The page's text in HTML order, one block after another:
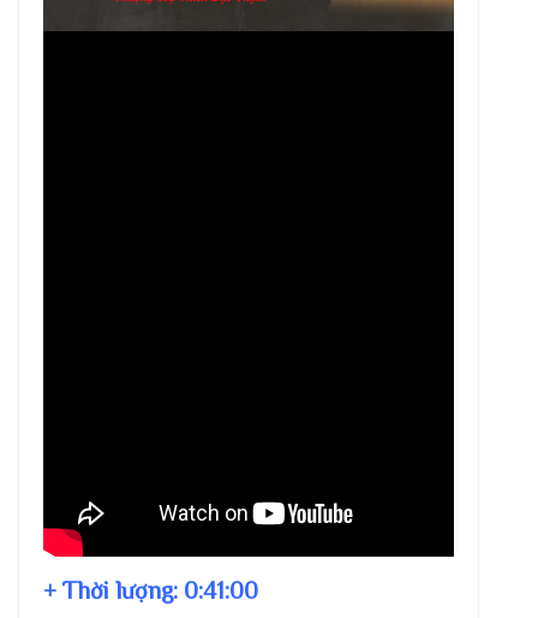
+ Thời lượng: 0:41:00